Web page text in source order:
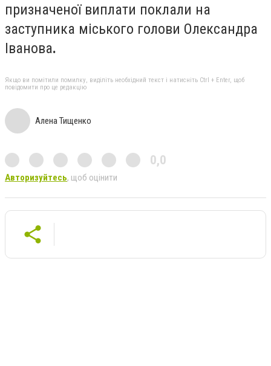
призначеної виплати поклали на
заступника міського голови Олександра
Іванова.
Якщо ви помітили помилку, виділіть необхідний текст і натисніть Ctrl + Enter, щоб
повідомити про це редакцію
Алена Тищенко
0,0
Авторизуйтесь, щоб оцінити